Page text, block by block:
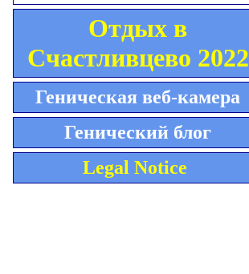
Отдых в
Счастливцево 2022
Геническая веб-камера
Генический блог
Legal Notice